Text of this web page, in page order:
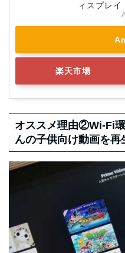
ィスプレ
楽天市場
オススメ理由②Wi-Fi
んの子供向け動画を再